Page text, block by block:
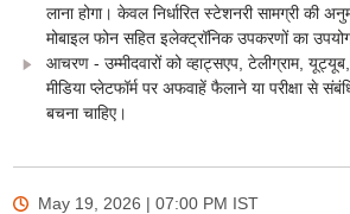
लाना होगा। केवल निर्धारित स्टेशनरी सामग्री की
मोबाइल फोन सहित इलेक्ट्रॉनिक उपकरणों का
आचरण - उम्मीदवारों को व्हाट्सएप, टेलीग्राम,
मीडिया प्लेटफॉर्म पर अफवाहें फैलाने या परीक्षा से
बचना चाहिए।
May 19, 2026 | 07:00 PM IST